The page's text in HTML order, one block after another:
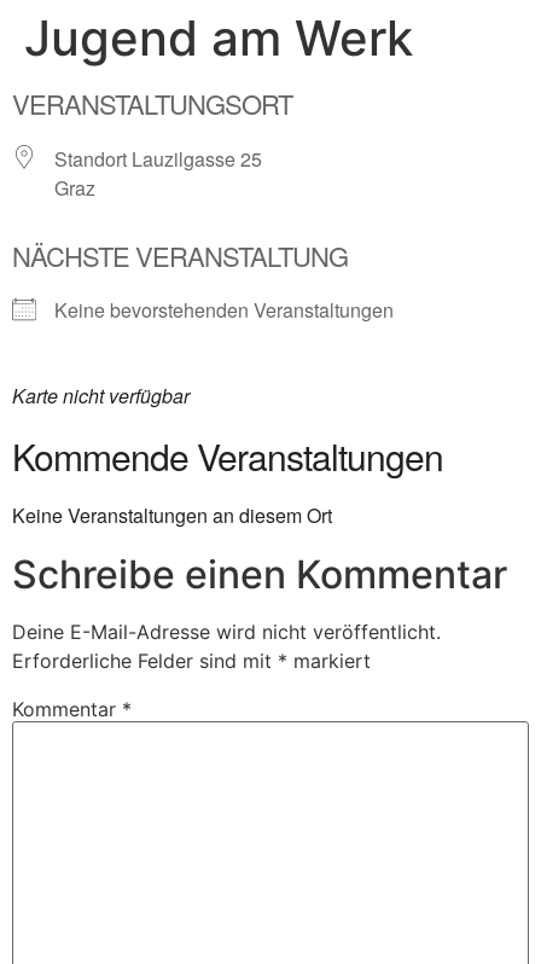
content
Jugend am Werk
VERANSTALTUNGSORT
Standort Lauzilgasse 25
Graz
NÄCHSTE VERANSTALTUNG
Keine bevorstehenden Veranstaltungen
Karte nicht verfügbar
Kommende Veranstaltungen
Keine Veranstaltungen an diesem Ort
Schreibe einen Kommentar
Deine E-Mail-Adresse wird nicht veröffentlicht.
Erforderliche Felder sind mit * markiert
Kommentar *